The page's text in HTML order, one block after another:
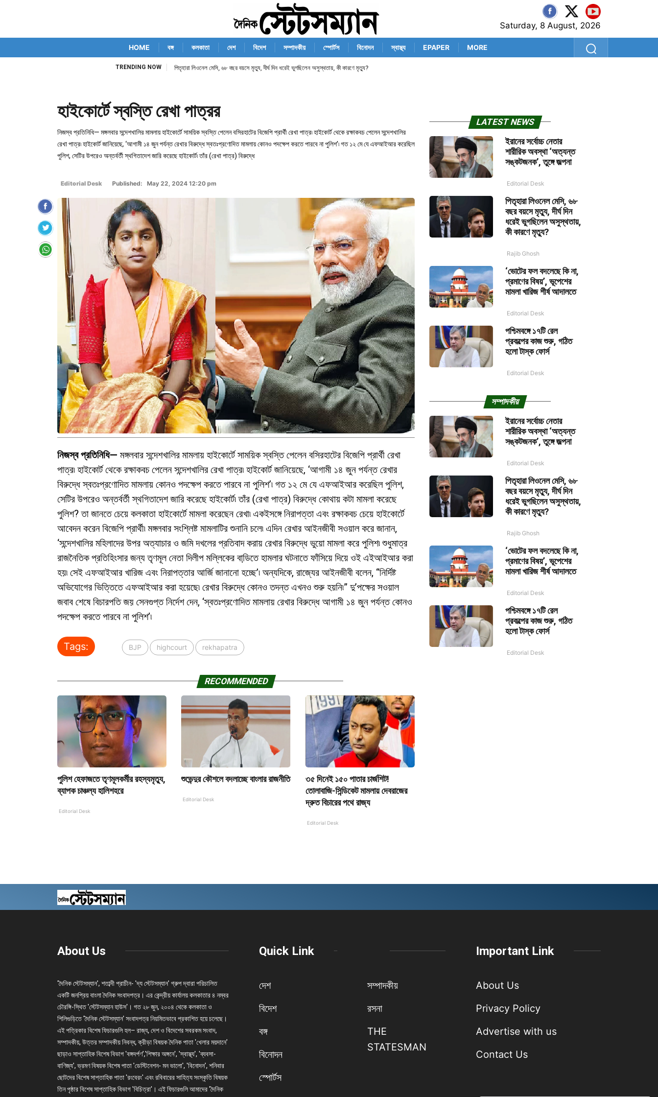
Saturday, 8 August, 2026
HOME বঙ্গ কলকাতা দেশ বিদেশ সম্পাদকীয় স্পোর্টস বিনোদন স্বাস্থ্য EPAPER MORE
TRENDING NOW পিতৃহারা লিওনেল মেসি, ৬৮ বছর বয়সে মৃত্যু, দীর্ঘ দিন ধরেই ভুগছিলেন অসুস্থতায়, কী কারণে মৃত্যু?
হাইকোর্টে স্বস্তি রেখা পাত্রর
নিজস্ব প্রতিনিধি— মঙ্গলবার সন্দেশখালির মামলায় হাইকোর্টে সাময়িক স্বস্তি পেলেন বসিরহাটের বিজেপি প্রার্থী রেখা পাত্র৷ হাইকোর্ট থেকে রক্ষাকবচ পেলেন সন্দেশখালির
রেখা পাত্র৷ হাইকোর্ট জানিয়েছে, ‘আগামী ১৪ জুন পর্যন্ত রেখার বিরুদ্ধে স্বতঃপ্রণোদিত মামলায় কোনও পদক্ষেপ করতে পারবে না পুলিশ’৷ গত ১২ মে যে এফআইআর করেছিল
পুলিশ, সেটির উপরেও অন্তর্বর্তী স্থগিতাদেশ জারি করেছে হাইকোর্ট৷ তাঁর (রেখা পাত্র) বিরুদ্ধে
Editorial Desk Published: May 22, 2024 12:20 pm
নিজস্ব প্রতিনিধি— মঙ্গলবার সন্দেশখালির মামলায় হাইকোর্টে সাময়িক স্বস্তি পেলেন বসিরহাটের বিজেপি প্রার্থী রেখা
পাত্র৷ হাইকোর্ট থেকে রক্ষাকবচ পেলেন সন্দেশখালির রেখা পাত্র৷ হাইকোর্ট জানিয়েছে, ‘আগামী ১৪ জুন পর্যন্ত রেখার
বিরুদ্ধে স্বতঃপ্রণোদিত মামলায় কোনও পদক্ষেপ করতে পারবে না পুলিশ’৷ গত ১২ মে যে এফআইআর করেছিল পুলিশ,
সেটির উপরেও অন্তর্বর্তী স্থগিতাদেশ জারি করেছে হাইকোর্ট৷ তাঁর (রেখা পাত্র) বিরুদ্ধে কোথায় কটা মামলা করেছে
পুলিশ? তা জানতে চেয়ে কলকাতা হাইকোর্টে মামলা করেছেন রেখা৷ একইসঙ্গে নিরাপত্তা এবং রক্ষাকবচ চেয়ে হাইকোর্টে
আবেদন করেন বিজেপি প্রার্থী৷ মঙ্গলবার সংশ্লিষ্ট মামলাটির শুনানি চলে৷ এদিন রেখার আইনজীবী সওয়াল করে জানান,
‘সন্দেশখালির মহিলাদের উপর অত্যাচার ও জমি দখলের প্রতিবাদ করায় রেখার বিরুদ্ধে ভুয়ো মামলা করে পুলিশ৷ শুধুমাত্র
রাজনৈতিক প্রতিহিংসার জন্য তৃণমূল নেতা দিলীপ মল্লিকের বাডি়তে হামলার ঘটনাতে ফাঁসিয়ে দিয়ে ওই এইআইআর করা
হয়৷ সেই এফআইআর খারিজ এবং নিরাপত্তার আর্জি জানানো হচ্ছে’৷ অন্যদিকে, রাজ্যের আইনজীবী বলেন, “নির্দিষ্ট
অভিযোগের ভিত্তিতে এফআইআর করা হয়েছে৷ রেখার বিরুদ্ধে কোনও তদন্ত এখনও শুরু হয়নি৷” দু’পক্ষের সওয়াল
জবাব শেষে বিচারপতি জয় সেনগুপ্ত নির্দেশ দেন, ‘স্বতঃপ্রণোদিত মামলায় রেখার বিরুদ্ধে আগামী ১৪ জুন পর্যন্ত কোনও
পদক্ষেপ করতে পারবে না পুলিশ’৷
Tags: BJP highcourt rekhapatra
RECOMMENDED
পুলিশ হেফাজতে তৃণমূলকর্মীর রহস্যমৃত্যু,
ব্যাপক চাঞ্চল্য হালিশহরে
Editorial Desk
শুভেন্দুর কৌশলে বদলাচ্ছে বাংলার রাজনীতি
Editorial Desk
৩৫ দিনেই ১৫০ পাতার চার্জশিট!
তোলাবাজি-সিন্ডিকেট মামলায় দেবরাজের
দ্রুত বিচারের পথে রাজ্য
Editorial Desk
LATEST NEWS
ইরানের সর্বোচ্চ নেতার
শারীরিক অবস্থা ‘অত্যন্ত
সঙ্কটজনক’, তুঙ্গে জল্পনা
Editorial Desk
পিতৃহারা লিওনেল মেসি, ৬৮
বছর বয়সে মৃত্যু, দীর্ঘ দিন
ধরেই ভুগছিলেন অসুস্থতায়,
কী কারণে মৃত্যু?
Rajib Ghosh
‘ভোটের ফল বদলেছে কি না,
প্রমাণের বিষয়’, ভূপেশের
মামলা খারিজ শীর্ষ আদালতে
Editorial Desk
পশ্চিমবঙ্গে ১৭টি রেল
প্রকল্পের কাজ শুরু, গঠিত
হলো টাস্ক ফোর্স
Editorial Desk
সম্পাদকীয়
ইরানের সর্বোচ্চ নেতার
শারীরিক অবস্থা ‘অত্যন্ত
সঙ্কটজনক’, তুঙ্গে জল্পনা
Editorial Desk
পিতৃহারা লিওনেল মেসি, ৬৮
বছর বয়সে মৃত্যু, দীর্ঘ দিন
ধরেই ভুগছিলেন অসুস্থতায়,
কী কারণে মৃত্যু?
Rajib Ghosh
‘ভোটের ফল বদলেছে কি না,
প্রমাণের বিষয়’, ভূপেশের
মামলা খারিজ শীর্ষ আদালতে
Editorial Desk
পশ্চিমবঙ্গে ১৭টি রেল
প্রকল্পের কাজ শুরু, গঠিত
হলো টাস্ক ফোর্স
Editorial Desk
About Us
'দৈনিক স্টেটসম্যান', শতাব্দী প্রাচীন- 'দ্য স্টেটসম্যান' গ্রুপ দ্বারা পরিচালিত
একটি জনপ্রিয় বাংলা দৈনিক সংবাদপত্র। এর কেন্দ্রীয় কার্যালয় কলকাতার ৪ নম্বর
চৌরঙ্গি-স্থিত 'স্টেটসম্যান হাউস'। গত ২৮ জুন, ২০০৪ থেকে কলকাতা ও
শিলিগুড়িতে 'দৈনিক স্টেটসম্যান' সংবাদপত্র নিয়মিতভাবে প্রকাশিত হয়ে চলেছে।
এই পত্রিকার বিশেষ ফিচারগুলি হল– রাজ্য, দেশ ও বিদেশের সবরকম সংবাদ,
সম্পাদকীয়, উত্তর সম্পাদকীয় নিবন্ধ, ক্রীড়া বিষয়ক দৈনিক পাতা 'খেলার ময়দানে'
ছাড়াও সাপ্তাহিক বিশেষ বিভাগ 'বঙ্গদর্পণ','শিক্ষার অঙ্গনে', 'স্বাস্থ্য', 'ব্যবসা-
বাণিজ্য', ভ্রমণ বিষয়ক বিশেষ পাতা 'ডেস্টিনেশন- মন ভালো', 'বিনোদন', শনিবার
ছোটদের বিশেষ সাপ্তাহিক পাতা 'রংবেরং' এবং রবিবারের সাহিত্য সংস্কৃতি বিষয়ক
তিন পৃষ্ঠার বিশেষ সাপ্তাহিক বিভাগ 'বিচিত্রা'। এই ফিচারগুলি আমাদের 'দৈনিক
Quick Link
দেশ
বিদেশ
বঙ্গ
বিনোদন
স্পোর্টস
সম্পাদকীয়
রসনা
THE
STATESMAN
Important Link
About Us
Privacy Policy
Advertise with us
Contact Us